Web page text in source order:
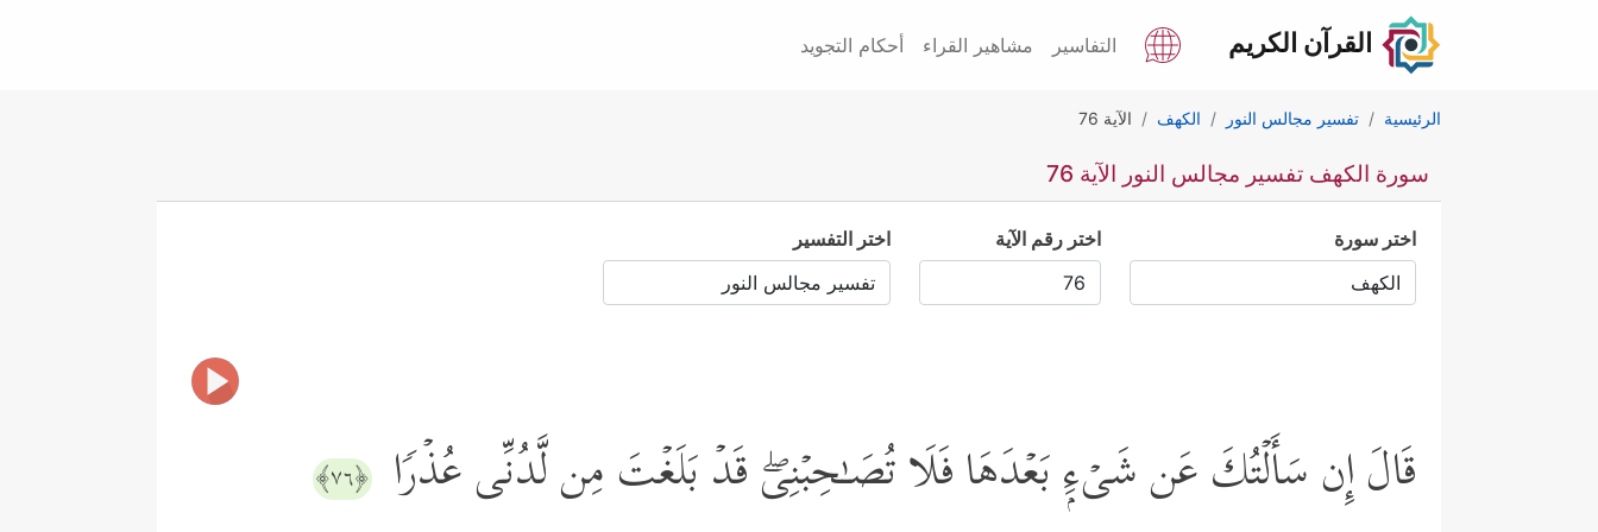
القرآن الكريم التفاسير مشاهير القراء أحكام التجويد
الرئيسية تفسير مجالس النور الكهف الآية 76
سورة الكهف تفسير مجالس النور الآية 76
اختر سورة اختر رقم الآية اختر التفسير
قَالَ إِن سَأَلۡتُكَ عَن شَیۡءِۭ بَعۡدَهَا فَلَا تُصَـٰحِبۡنِیۖ قَدۡ بَلَغۡتَ مِن لَّدُنِّی عُذۡرࣰا ﴿٧٦﴾